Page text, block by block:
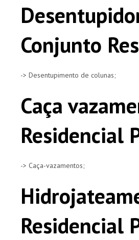
Conjunto
-> Desentupimento de colunas;
Caça
Residencial
-> Caça-vazamentos;
Residencial